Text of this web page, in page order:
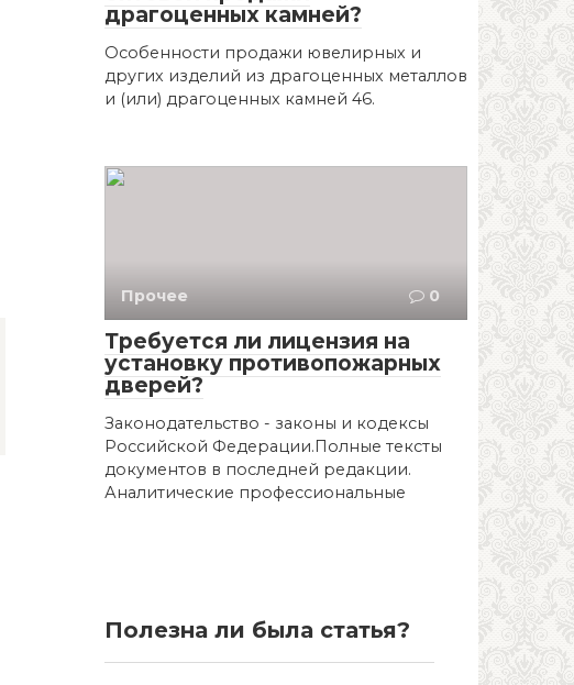
драгоценных камней?
Особенности продажи ювелирных и
других изделий из драгоценных металлов
и (или) драгоценных камней 46.
Прочее 0
Требуется ли лицензия на
установку противопожарных
дверей?
Законодательство - законы и кодексы
Российской Федерации.Полные тексты
документов в последней редакции.
Аналитические профессиональные
Полезна ли была статья?